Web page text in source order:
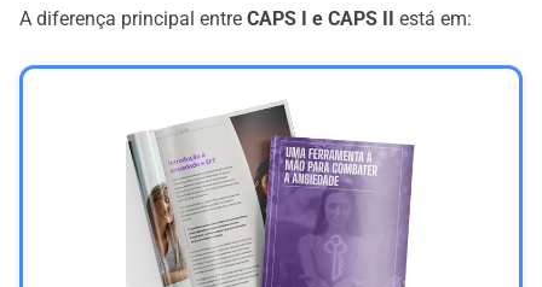
A diferença principal entre CAPS I e CAPS II está em: